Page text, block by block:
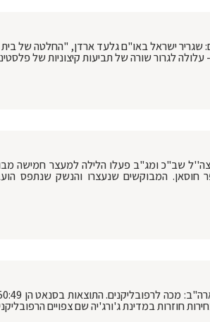
ישראל באו"ם גלעד ארדן, "החלטה של בית
לגרור שורה של תביעות קיצוניות של
צה''ל שב"כ ומג"ב פעלו הלילה למעצר חמישה
חוסאן. המבוקשים שנעצרו והנשק שנתפס
במדינת ג'ורג'יה שם צפויים הרפובליקנים לנצח אך עדיין